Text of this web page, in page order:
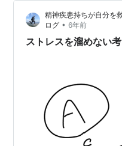
～」と、とにかくごね…
精神疾患持ちが自分を
ログ • 6年前
ストレスを溜めない